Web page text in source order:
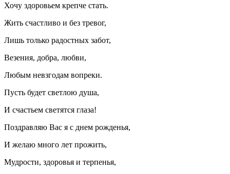
Хочу здоровьем крепче стать.
Жить счастливо и без тревог,
Лишь только радостных забот,
Везения, добра, любви,
Любым невзгодам вопреки.
Пусть будет светлою душа,
И счастьем светятся глаза!
Поздравляю Вас я с днем рожденья,
И желаю много лет прожить,
Мудрости, здоровья и терпенья,